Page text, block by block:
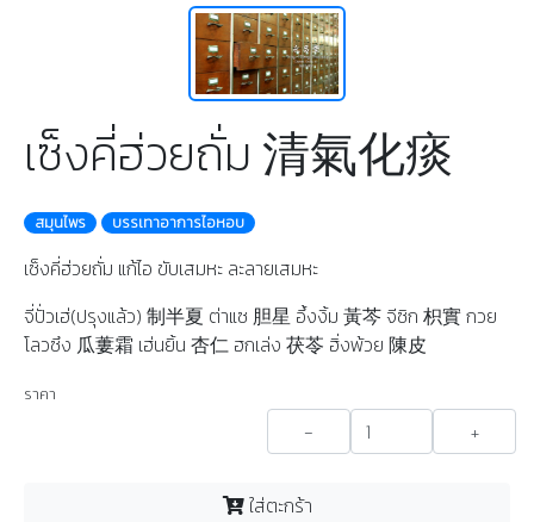
เซ็งคี่ฮ่วยถั่ม 清氣化痰
สมุนไพร บรรเทาอาการไอหอบ
เซ็งคี่ฮ่วยถั่ม แก้ไอ ขับเสมหะ ละลายเสมหะ
จี่ปั่วเฮ่(ปรุงแล้ว) 制半夏 ต่าแซ 胆星 อึ้งงิ้ม 黃芩 จีซิก 枳實 กวย
โลวซึง 瓜蔞霜 เฮ่นยิ้น 杏仁 ฮกเล่ง 茯苓 ฮิ่งพ้วย 陳皮
ราคา
- +
ใส่ตะกร้า